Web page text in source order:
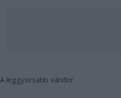
A leggyorsabb vándor.